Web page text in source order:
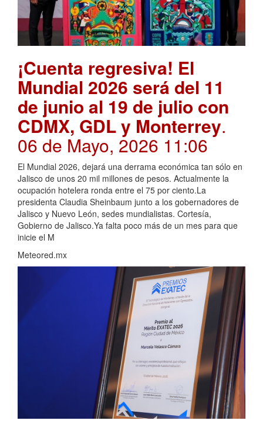
¡Cuenta regresiva! El
Mundial 2026 será del 11
de junio al 19 de julio con
CDMX, GDL y Monterrey.
06 de Mayo, 2026 11:06
El Mundial 2026, dejará una derrama económica tan sólo en
Jalisco de unos 20 mil millones de pesos. Actualmente la
ocupación hotelera ronda entre el 75 por ciento.La
presidenta Claudia Sheinbaum junto a los gobernadores de
Jalisco y Nuevo León, sedes mundialistas. Cortesía,
Gobierno de Jalisco.Ya falta poco más de un mes para que
inicie el M
Meteored.mx